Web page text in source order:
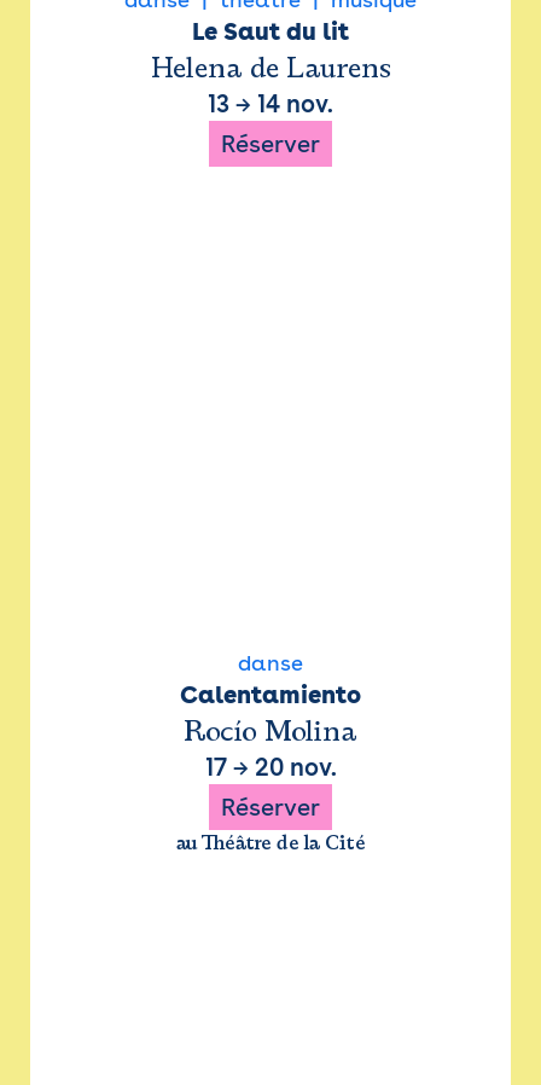
Le Saut du lit
Helena de Laurens
13 → 14 nov.
Réserver
danse
Calentamiento
Rocío Molina
17→ 20 nov.
Réserver
au Théâtre de la Cité